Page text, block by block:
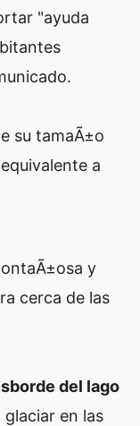
"ayuda
su tamaÃ±o
a
y
cerca de las
del lago
glaciar en las